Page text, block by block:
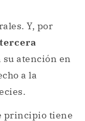
Y, por
atención en
a la
principio tiene